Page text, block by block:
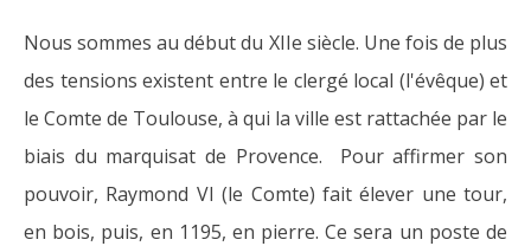
Nous sommes au début du XIIe siècle. Une fois de plus
des tensions existent entre le clergé local (l'évêque) et
le Comte de Toulouse, à qui la ville est rattachée par le
biais du marquisat de Provence. Pour affirmer son
pouvoir, Raymond VI (le Comte) fait élever une tour,
en bois, puis, en 1195, en pierre. Ce sera un poste de